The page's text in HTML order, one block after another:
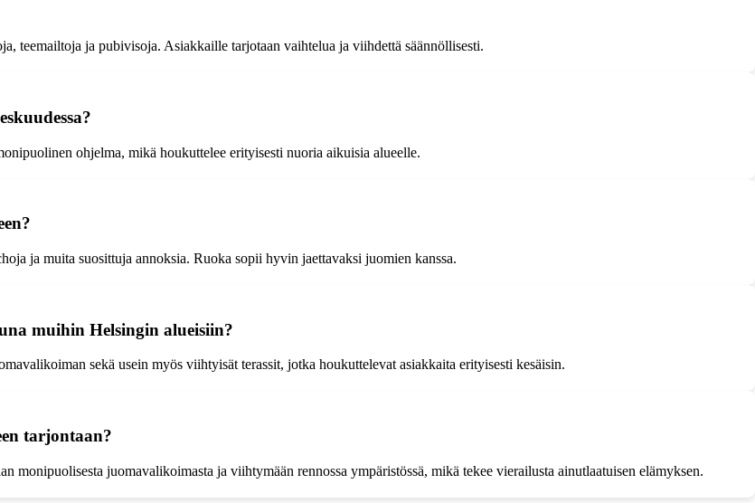
teemailtoja ja pubivisoja. Asiakkaille tarjotaan vaihtelua ja viihdettä säännöllisesti.
ohjelma, mikä houkuttelee erityisesti nuoria aikuisia alueelle.
ja muita suosittuja annoksia. Ruoka sopii hyvin jaettavaksi juomien kanssa.
muihin Helsingin alueisiin?
sekä usein myös viihtyisät terassit, jotka houkuttelevat asiakkaita erityisesti kesäisin.
tarjontaan?
monipuolisesta juomavalikoimasta ja viihtymään rennossa ympäristössä, mikä tekee vierailusta ainutlaatuisen elämyksen.